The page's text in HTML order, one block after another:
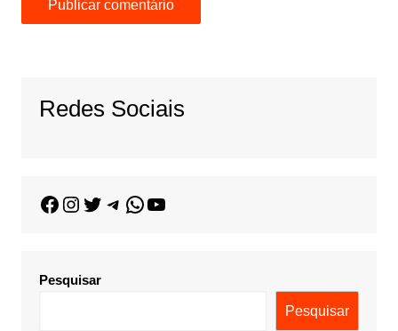
Redes Sociais
Pesquisar
Pesquisar